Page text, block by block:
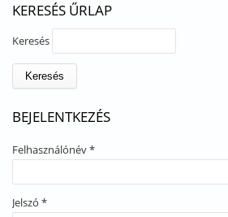
KERESÉS ŰRLAP
Keresés
BEJELENTKEZÉS
Felhasználónév*
Jelszó *